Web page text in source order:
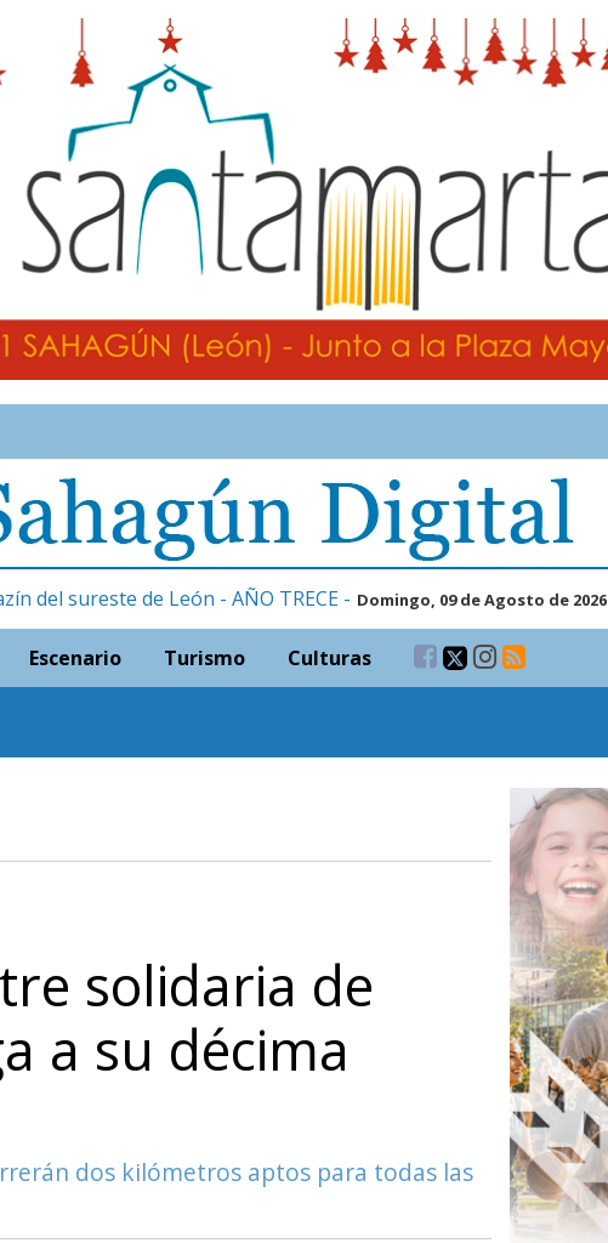
del sureste de León - AÑO TRECE - Domingo, 09 de Agosto de 2026
Escenario Turismo Culturas
solidaria de
a su décima
dos kilómetros aptos para todas las